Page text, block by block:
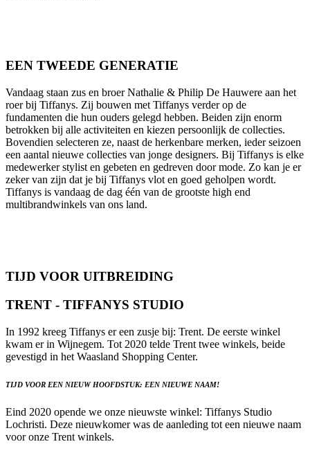
EEN TWEEDE GENERATIE
Vandaag staan zus en broer Nathalie & Philip De Hauwere aan het
roer bij Tiffanys. Zij bouwen met Tiffanys verder op de
fundamenten die hun ouders gelegd hebben. Beiden zijn enorm
betrokken bij alle activiteiten en kiezen persoonlijk de collecties.
Bovendien selecteren ze, naast de herkenbare merken, ieder seizoen
een aantal nieuwe collecties van jonge designers. Bij Tiffanys is elke
medewerker stylist en gebeten en gedreven door mode. Zo kan je er
zeker van zijn dat je bij Tiffanys vlot en goed geholpen wordt.
Tiffanys is vandaag de dag één van de grootste high end
multibrandwinkels van ons land.
TIJD VOOR UITBREIDING
TRENT - TIFFANYS STUDIO
In 1992 kreeg Tiffanys er een zusje bij: Trent. De eerste winkel
kwam er in Wijnegem. Tot 2020 telde Trent twee winkels, beide
gevestigd in het Waasland Shopping Center.
TIJD VOOR EEN NIEUW HOOFDSTUK: EEN NIEUWE NAAM!
Eind 2020 opende we onze nieuwste winkel: Tiffanys Studio
Lochristi. Deze nieuwkomer was de aanleding tot een nieuwe naam
voor onze Trent winkels.